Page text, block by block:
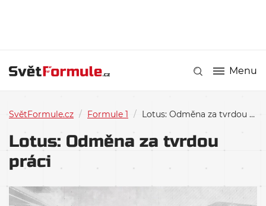
Menu
SvětFormule.cz / Formule 1 / Lotus: Odměna za tvrdou práci
Lotus: Odměna za tvrdou
práci